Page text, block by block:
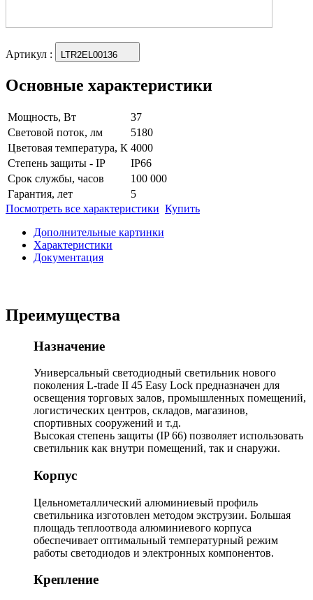
Артикул : LTR2EL00136
Основные характеристики
Мощность, Вт
37
Световой поток, лм
5180
Цветовая температура, К 4000
Степень защиты - IP
IP66
Срок службы, часов
100 000
Гарантия, лет
5
Посмотреть все характеристики Купить
Дополнительные картинки
Характеристики
Документация
Преимущества
Назначение
Универсальный светодиодный светильник нового
поколения L-trade II 45 Easy Lock предназначен для
освещения торговых залов, промышленных помещений,
логистических центров, складов, магазинов,
спортивных сооружений и т.д.
Высокая степень защиты (IP 66) позволяет использовать
светильник как внутри помещений, так и снаружи.
Корпус
Цельнометаллический алюминиевый профиль
светильника изготовлен методом экструзии. Большая
площадь теплоотвода алюминиевого корпуса
обеспечивает оптимальный температурный режим
работы светодиодов и электронных компонентов.
Крепление